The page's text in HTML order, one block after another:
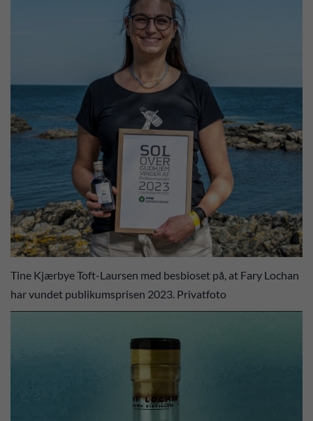
Tine Kjærbye Toft-Laursen med besbioset på, at Fary Lochan
har vundet publikumsprisen 2023. Privatfoto